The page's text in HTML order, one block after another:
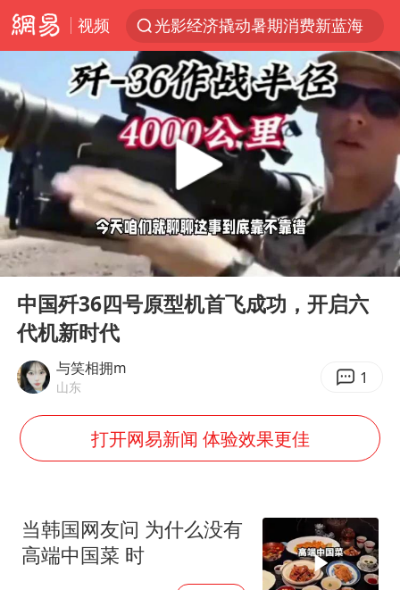
视频
光影经济撬动暑期消费新蓝海
白海豚将正面袭击贯穿浙江
杭州全市有序停课
《欢迎来龙餐馆》口碑
情侣平潭拍日出坠崖1死1伤
新疆优化调整景区内自驾服务费
夏日经济乘“热”而上 消费市场向“新”而行
36岁男演员成景区NPC后人气爆棚
老挝国会主席赛宋蓬逝世
购飞机票7分钟后退票被扣2022元
Play
00:00 05:02
中国歼36四号原型机首飞成功，开启六
代机新时代
与笑相拥m
山东 1
打开网易新闻 体验效果更佳
当韩国网友问 为什么没有
高端中国菜 时